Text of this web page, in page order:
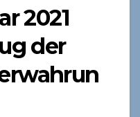
2021
der